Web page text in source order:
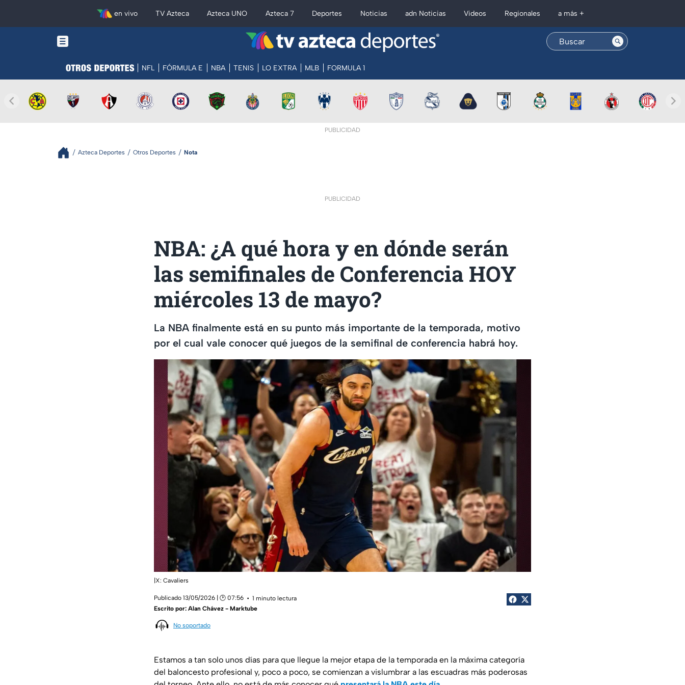
en vivo TV Azteca Azteca UNO Azteca 7 Deportes Noticias adn Noticias Videos Regionales a más +
NFL FÓRMULA E NBA TENIS LO EXTRA MLB FORMULA 1
PUBLICIDAD
Azteca Deportes Otros Deportes Nota
PUBLICIDAD
NBA: ¿A qué hora y en dónde serán
las semifinales de Conferencia HOY
miércoles 13 de mayo?
La NBA finalmente está en su punto más importante de la temporada, motivo
por el cual vale conocer qué juegos de la semifinal de conferencia habrá hoy.
|X: Cavaliers
Publicado 13/05/2026 | 🕑 07:56
1 minuto lectura
Escrito por: Alan Chávez - Marktube
No soportado
Estamos a tan solo unos días para que llegue la mejor etapa de la temporada en la máxima categoría
del baloncesto profesional y, poco a poco, se comienzan a vislumbrar a las escuadras más poderosas